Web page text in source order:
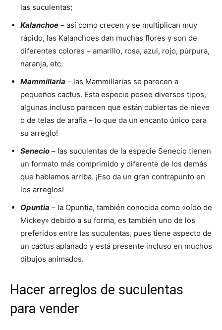
las suculentas;
Kalanchoe – así como crecen y se multiplican muy
rápido, las Kalanchoes dan muchas flores y son de
diferentes colores – amarillo, rosa, azul, rojo, púrpura,
naranja, etc.
Mammillaria – las Mammillarias se parecen a
pequeños cactus. Esta especie posee diversos tipos,
algunas incluso parecen que están cubiertas de nieve
o de telas de araña – lo que da un encanto único para
su arreglo!
Senecio – las suculentas de la especie Senecio tienen
un formato más comprimido y diferente de los demás
que hablamos arriba. ¡Eso da un gran contrapunto en
los arreglos!
Opuntia – la Opuntia, también conocida como «oído de
Mickey» debido a su forma, es también uno de los
preferidos entre las suculentas, pues tiene aspecto de
un cactus aplanado y está presente incluso en muchos
dibujos animados.
Hacer arreglos de suculentas
para vender